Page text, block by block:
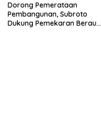
Dorong Pemerataan
Pembangunan, Subroto
Dukung Pemekaran Berau